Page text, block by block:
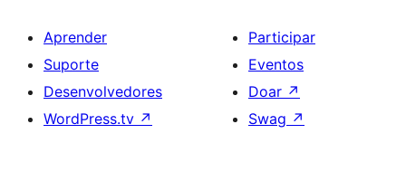
Aprender
Suporte
Desenvolvedores
WordPress.tv ↗
Participar
Eventos
Doar ↗
Swag ↗